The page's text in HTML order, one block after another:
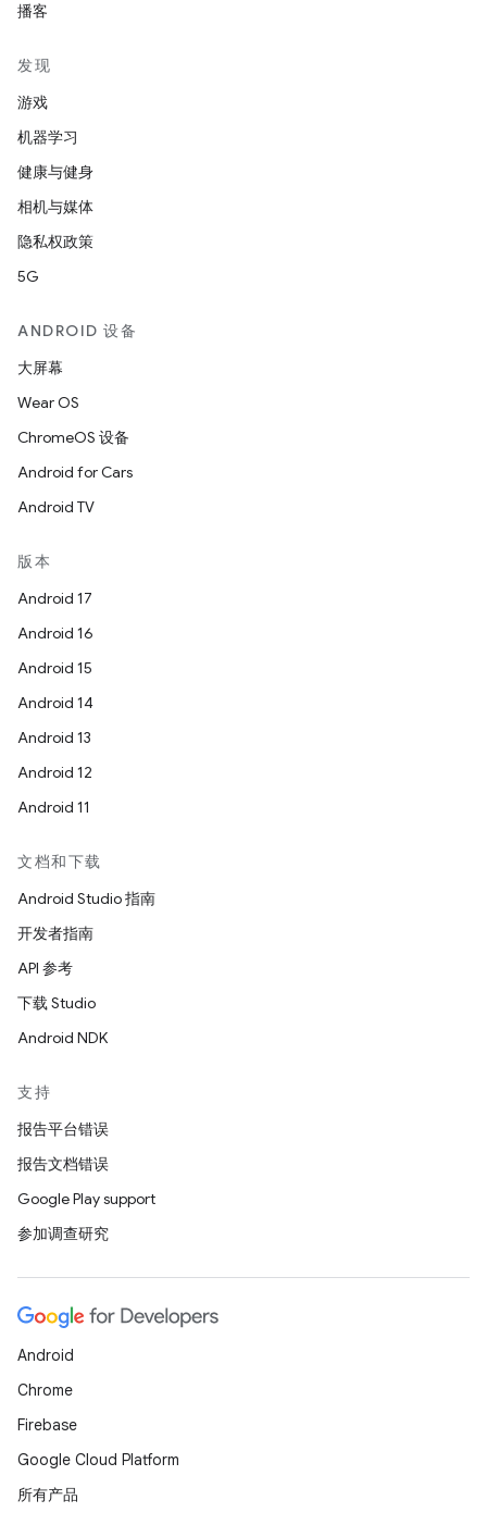
播客
发现
游戏
机器学习
健康与健身
相机与媒体
隐私权政策
5G
ANDROID 设备
大屏幕
Wear OS
ChromeOS 设备
Android for Cars
Android TV
版本
Android 17
Android 16
Android 15
Android 14
Android 13
Android 12
Android 11
文档和下载
Android Studio 指南
开发者指南
API 参考
下载 Studio
Android NDK
支持
报告平台错误
报告文档错误
Google Play support
参加调查研究
Android
Chrome
Firebase
Google Cloud Platform
所有产品